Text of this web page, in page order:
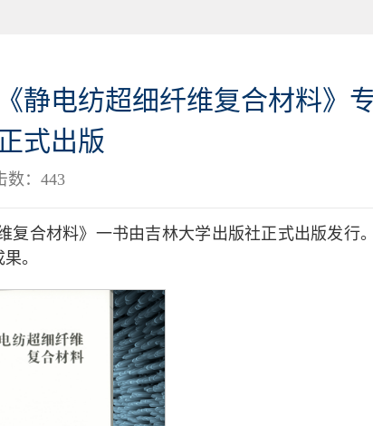
静电纺超细纤维复合材料》
式出版
： 443
合材料》一书由吉林大学出版社正式出版发行
。